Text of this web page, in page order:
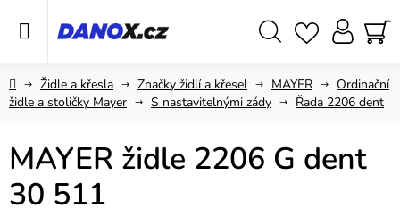
DomůŽidle a křesla Značky židlí a křesel MAYER
Ordinační
židle a stoličky Mayer
S nastavitelnými zády Řada 2206 dent
MAYER židle 2206 G dent
30 511